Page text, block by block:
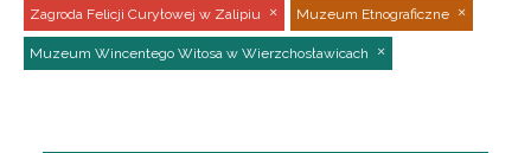
Zagroda Felicji Curyłowej w Zalipiu Muzeum Etnograficzne
Muzeum Wincentego Witosa w Wierzchosławicach